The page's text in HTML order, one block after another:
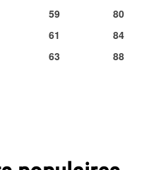
59
61
63
80
84
88